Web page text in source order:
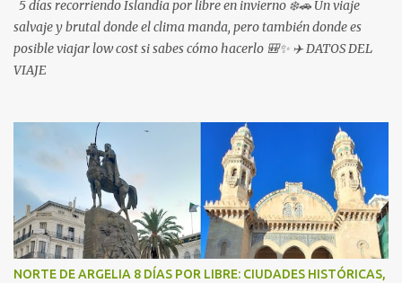
5 días recorriendo Islandia por libre en invierno ❄️🚗 Un viaje
salvaje y brutal donde el clima manda, pero también donde es
posible viajar low cost si sabes cómo hacerlo 🎒✨ ✈️ DATOS DEL
VIAJE
NORTE DE ARGELIA 8 DÍAS POR LIBRE: CIUDADES HISTÓRICAS,